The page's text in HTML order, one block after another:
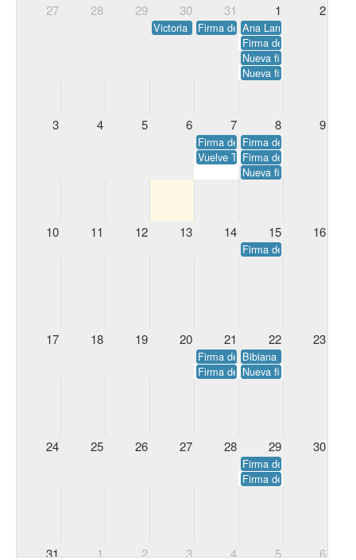
27 28 29 30 31 1 2
Victoria Guez firma su libro La noche de
Firma de Las ruinas de Abades,
Ana Larraz firma sus
Firma de La
Nueva firma de Cuando
Nueva firma de Todo
3 4 5 6 7 8 9
Firma de Gestas y
Firma de Amor,
Vuelve Todo va sobre ruedas, de
Firma de Todo va
Nueva firma de Bajo el
10 11 12 13 14 15 16
Firma de La
17 18 19 20 21 22 23
Firma de A ti y a mí nos unió el
Bibiana Reyes firma su
Firma de Regreso a Dunkerque,
Nueva firma de Come
24 25 26 27 28 29 30
Firma de Adiós, papá,
Firma de Guardianes
31 1 2 3 4 5 6